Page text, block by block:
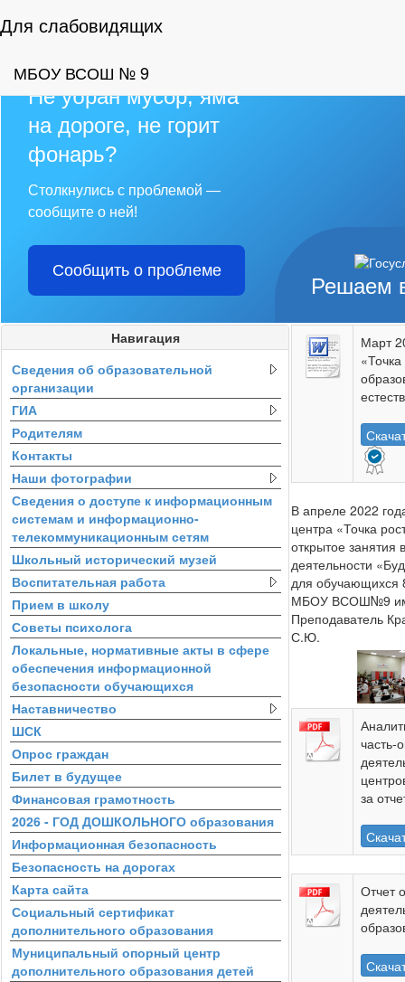
Для слабовидящих
МБОУ ВСОШ № 9
Решаем
Не убран мусор, яма
на дороге, не горит
фонарь?
Столкнулись с проблемой —
сообщите о ней!
Сообщить о проблеме
Навигация
Сведения об образовательной
организации
ГИА
Родителям
Контакты
Наши фотографии
Сведения о доступе к информационным
системам и информационно-
телекоммуникационным сетям
Школьный исторический музей
Воспитательная работа
Прием в школу
Советы психолога
Локальные, нормативные акты в сфере
обеспечения информационной
безопасности обучающихся
Наставничество
ШСК
Опрос граждан
Билет в будущее
Финансовая грамотность
2026 - ГОД ДОШКОЛЬНОГО образования
Информационная безопасность
Безопасность на дорогах
Карта сайта
Социальный сертификат
дополнительного образования
Муниципальный опорный центр
дополнительного образования детей
Март
В апреле 2022
центра «Точка
открытое занятия
деятельности
для обучающихся
МБОУ ВСОШ№9
Преподаватель
С.Ю.
часть-
за
Отчет о